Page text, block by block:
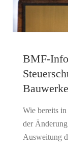
BMF-
Wie bereits
der Änderung
Ausweitung